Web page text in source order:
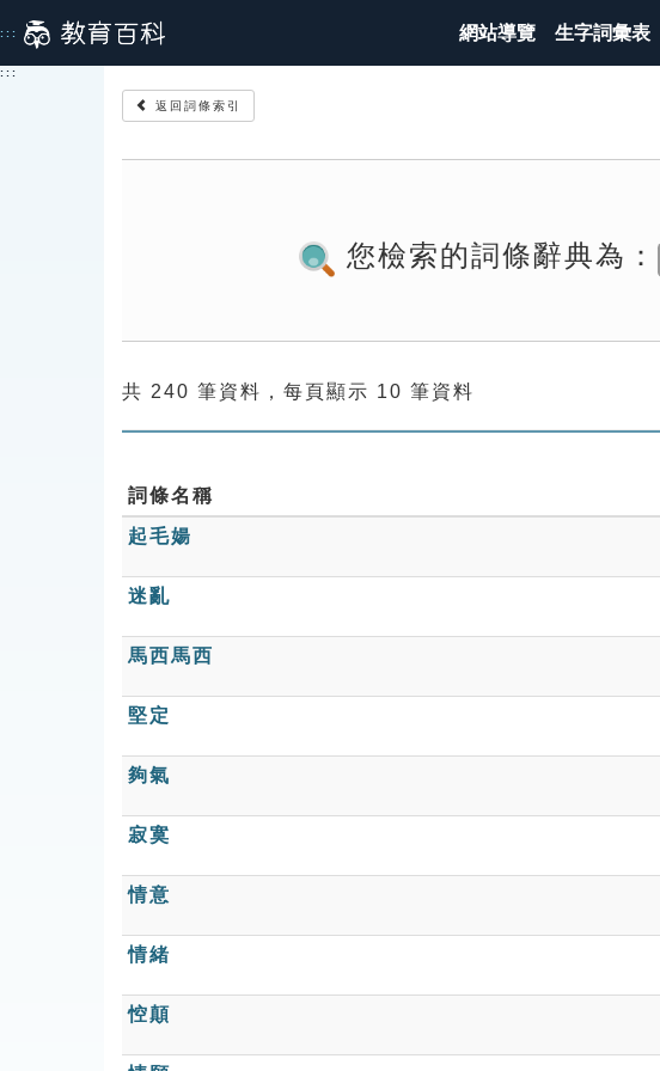
到
主
::: 網站導覽 生字詞彙表
:::
返回詞條索引
您檢索的詞條辭典為：
共 240 筆資料，每頁顯示 10 筆資料
詞條名稱
起毛婸
迷亂
馬西馬西
堅定
夠氣
寂寞
情意
情緒
悾顛